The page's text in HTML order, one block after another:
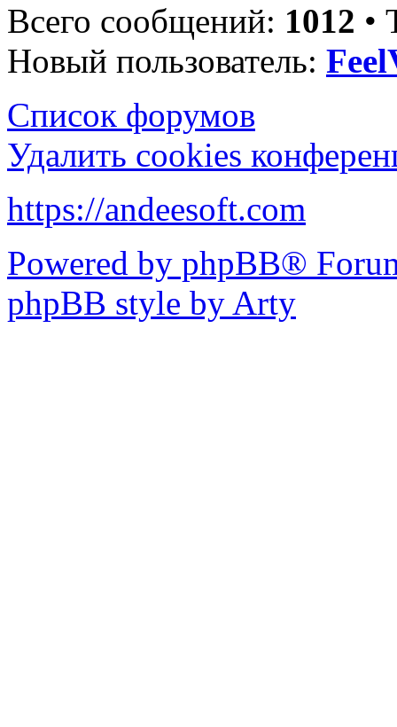
Всего сообщений: 1012 •
Новый пользователь:
Список форумов
Удалить cookies
https://andeesoft.com
Powered by phpBB®
phpBB style by Arty